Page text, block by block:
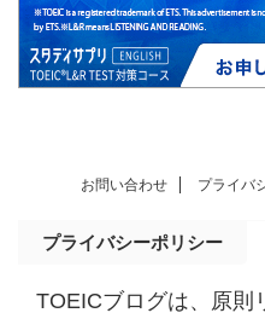
お問い合わせ プライバ
プライバシーポリシー
TOEICブログは、原則